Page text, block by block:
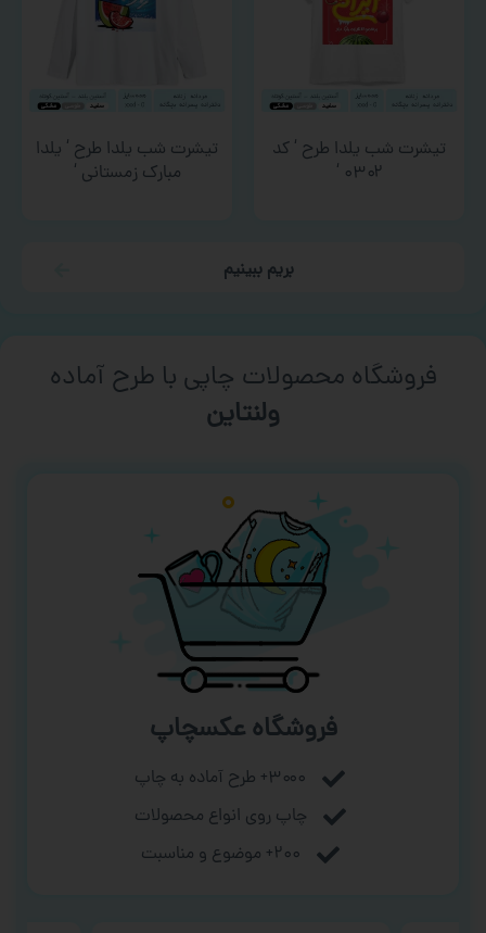
تیشرت شب یلدا طرح ‘ کد
۰۳۰۲ ‘
تیشرت شب یلدا طرح ‘ یلدا
مبارک زمستانی ‘
بریم ببینیم
فروشگاه محصولات چاپی با طرح آماده
ورزشی
فروشگاه عکسچاپ
۳۰۰۰+ طرح آماده به چاپ
چاپ روی انواع محصولات
۲۰۰+ موضوع و مناسبت